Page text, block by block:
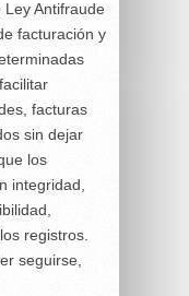
Antifraude
facturación y
facturas
sin dejar
los
integridad,
registros.
seguirse,